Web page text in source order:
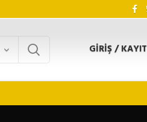
GIRIŞ / KAYIT